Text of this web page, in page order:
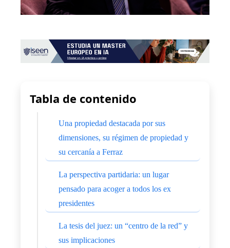
Tabla de contenido
Una propiedad destacada por sus
dimensiones, su régimen de propiedad y
su cercanía a Ferraz
La perspectiva partidaria: un lugar
pensado para acoger a todos los ex
presidentes
La tesis del juez: un “centro de la red” y
sus implicaciones